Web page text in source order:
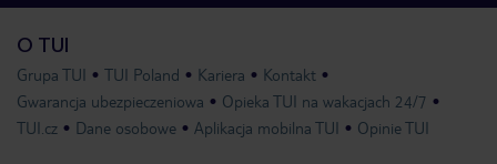
O TUI
Grupa TUI TUI Poland Kariera
Kontakt
Gwarancja ubezpieczeniowa
Opieka TUI na wakacjach 24/7
TUI.cz
Dane osobowe Aplikacja mobilna TUI Opinie TUI